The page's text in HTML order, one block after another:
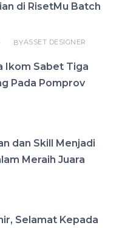
di RisetMu Batch
BYASSET DESIGNER
Ikom Sabet Tiga
Pada Pomprov
dan Skill Menjadi
Meraih Juara
Selamat Kepada